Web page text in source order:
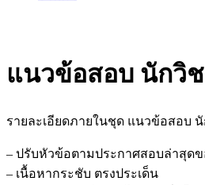
แนวข้อสอบ นักวิ
รายละเอียดภายในชุด แนวข้อสอบ
– ปรับหัวข้อตามประกาศสอบล่าสุด
– เนื้อหากระชับ ตรงประเด็น